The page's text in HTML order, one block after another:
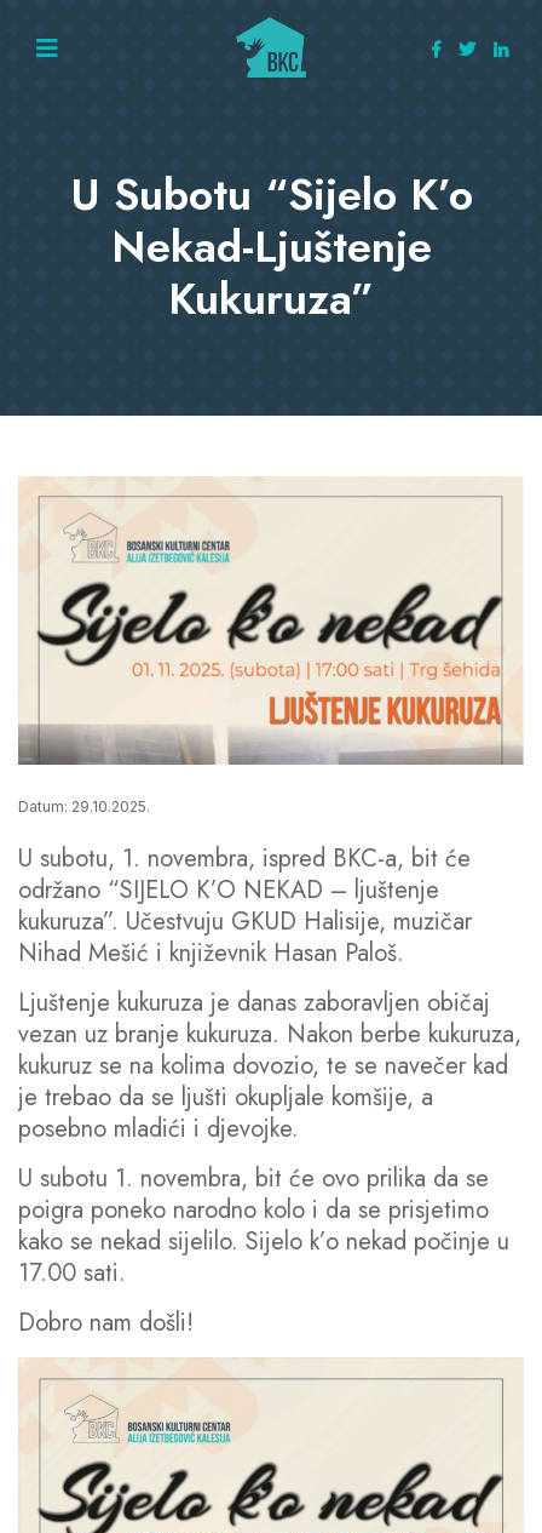
U Subotu “Sijelo K’o
Nekad-Ljuštenje
Kukuruza”
Datum: 29.10.2025.
U subotu, 1. novembra, ispred BKC-a, bit će
održano “SIJELO K’O NEKAD – ljuštenje
kukuruza”. Učestvuju GKUD Halisije, muzičar
Nihad Mešić i književnik Hasan Paloš.
Ljuštenje kukuruza je danas zaboravljen običaj
vezan uz branje kukuruza. Nakon berbe kukuruza,
kukuruz se na kolima dovozio, te se navečer kad
je trebao da se ljušti okupljale komšije, a
posebno mladići i djevojke.
U subotu 1. novembra, bit će ovo prilika da se
poigra poneko narodno kolo i da se prisjetimo
kako se nekad sijelilo. Sijelo k’o nekad počinje u
17.00 sati.
Dobro nam došli!